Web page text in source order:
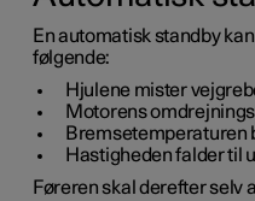
En automatisk standby
følgende:
Hjulene mister
Motorens
Bremsetemperaturen
Hastigheden falder til
Føreren skal derefter selv